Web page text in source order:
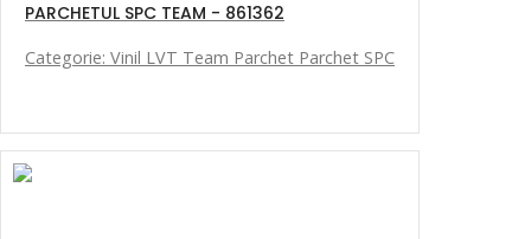
PARCHETUL SPC TEAM - 861362
Categorie: Vinil LVT Team Parchet Parchet SPC